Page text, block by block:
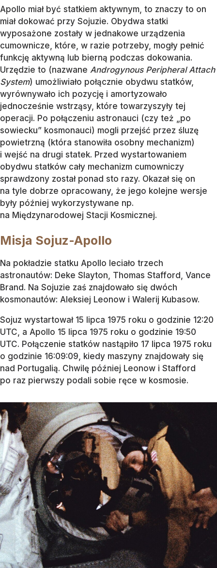
Apollo miał być statkiem aktywnym, to znaczy to on
miał dokować przy Sojuzie. Obydwa statki
wyposażone zostały w jednakowe urządzenia
cumownicze, które, w razie potrzeby, mogły pełnić
funkcję aktywną lub bierną podczas dokowania.
Urzędzie to (nazwane Androgynous Peripheral Attach
System) umożliwiało połącznie obydwu statków,
wyrównywało ich pozycję i amortyzowało
jednocześnie wstrząsy, które towarzyszyły tej
operacji. Po połączeniu astronauci (czy też „po
sowiecku” kosmonauci) mogli przejść przez śluzę
powietrzną (która stanowiła osobny mechanizm)
i wejść na drugi statek. Przed wystartowaniem
obydwu statków cały mechanizm cumowniczy
sprawdzony został ponad sto razy. Okazał się on
na tyle dobrze opracowany, że jego kolejne wersje
były później wykorzystywane np.
na Międzynarodowej Stacji Kosmicznej.
Misja Sojuz-Apollo
Na pokładzie statku Apollo leciało trzech
astronautów: Deke Slayton, Thomas Stafford, Vance
Brand. Na Sojuzie zaś znajdowało się dwóch
kosmonautów: Aleksiej Leonow i Walerij Kubasow.
Sojuz wystartował 15 lipca 1975 roku o godzinie 12:20
UTC, a Apollo 15 lipca 1975 roku o godzinie 19:50
UTC. Połączenie statków nastąpiło 17 lipca 1975 roku
o godzinie 16:09:09, kiedy maszyny znajdowały się
nad Portugalią. Chwilę później Leonow i Stafford
po raz pierwszy podali sobie ręce w kosmosie.